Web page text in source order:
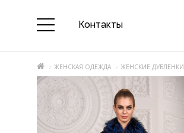
Контакты
ЖЕНСКАЯ ОДЕЖДА ЖЕНСКИЕ ДУБЛЕНКИ